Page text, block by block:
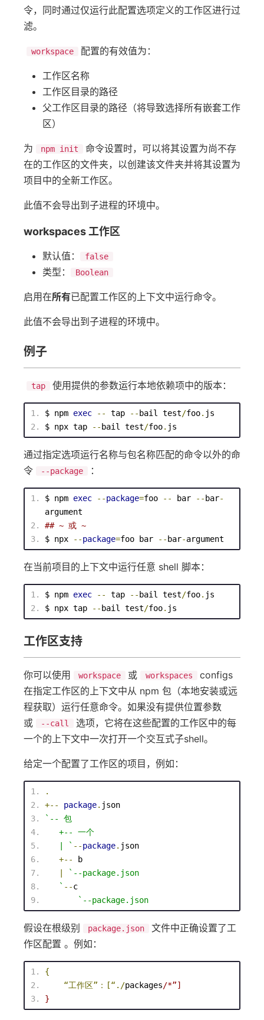
令，同时通过仅运行此配置选项定义的工作区进行过
滤。
workspace 配置的有效值为：
工作区名称
工作区目录的路径
父工作区目录的路径（将导致选择所有嵌套工作
区）
为 npm init
命令设置时，可以将其设置为尚不存
在的工作区的文件夹，以创建该文件夹并将其设置为
项目中的全新工作区。
此值不会导出到子进程的环境中。
workspaces 工作区
默认值： false
类型： Boolean
启用在所有已配置工作区的上下文中运行命令。
此值不会导出到子进程的环境中。
例子
tap 使用提供的参数运行本地依赖项中的版本：
$ npm exec -- tap -- bail test/foo. js
$ npx tap
-- bail test/foo. js
通过指定选项运行名称与包名称匹配的命令以外的命
令
--package ：
$ npm exec --package=foo -- bar -- bar-
argument
## ~ 或 ~
$ npx
--package=foo bar -- bar-argument
在当前项目的上下文中运行任意 shell 脚本：
$ npm exec -- tap -- bail test/foo. js
$ npx tap
-- bail test/foo. js
工作区支持
你可以使用 workspace 或 workspaces
configs
在指定工作区的上下文中从 npm 包（本地安装或远
程获取）运行任意命令。如果没有提供位置参数
或
--call
选项，它将在这些配置的工作区中的每
一个的上下文中一次打开一个交互式子shell。
给定一个配置了工作区的项目，例如：
.
+--
package. json
` -- 包
   +
-- 一个
   | `
--package. json
+--
b
`--package.json
   `
--c
`--package.json
假设在根级别 package.json
文件中正确设置了工
作区配置 。例如：
{
“工作区”：[“. /packages/*”]
}